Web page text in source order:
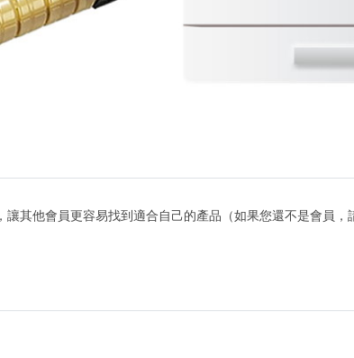
其他會員更容易找到適合自己的產品（如果您還不是會員，